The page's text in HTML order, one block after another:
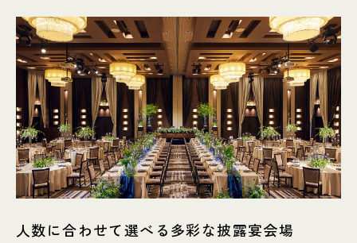
人数に合わせて選べる多彩な披露宴会場